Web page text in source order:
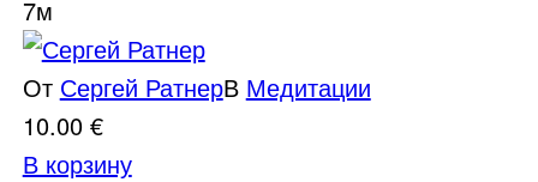
7м
От Сергей РатнерВ Медитации
10.00 €
В корзину